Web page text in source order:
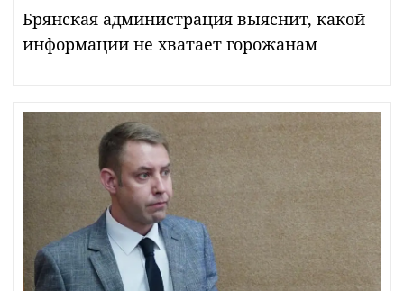
Брянская администрация выяснит, какой
информации не хватает горожанам